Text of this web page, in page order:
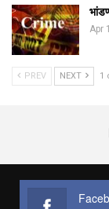
Apr
PREV NEXT 1